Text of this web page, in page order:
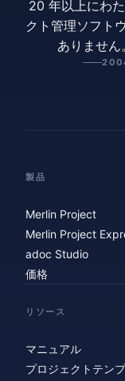
20 年以上にわ
クト管理ソフト
ありません
製品
Merlin Project
Merlin Project
adoc Studio
価格
リソース
マニュアル
プロジェクトテン